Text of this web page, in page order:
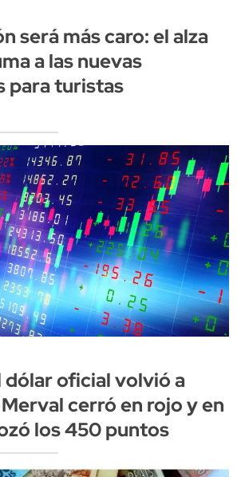
será más caro: el alza
a las nuevas
para turistas
dólar oficial volvió a
cerró en rojo y en
los 450 puntos